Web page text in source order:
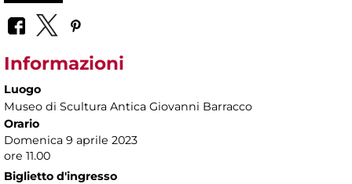
Informazioni
Luogo
Museo di Scultura Antica Giovanni Barracco
Orario
Domenica 9 aprile 2023
ore 11.00
Biglietto d'ingresso